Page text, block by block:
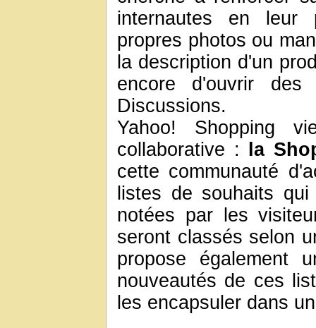
internautes en leur
propres photos ou
la description d'un
encore d'ouvrir
Discussions.
Yahoo! Shopping
collaborative :
la
cette communauté
listes de souhaits
notées par les
seront classés selon
propose également
nouveautés de ces
les encapsuler dans